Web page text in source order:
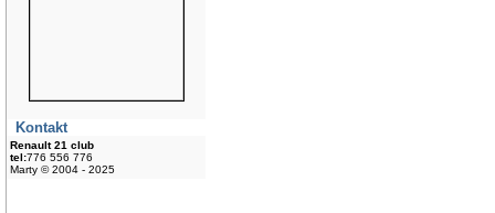
Kontakt
Renault 21 club
tel:776 556 776
Marty © 2004 - 2025